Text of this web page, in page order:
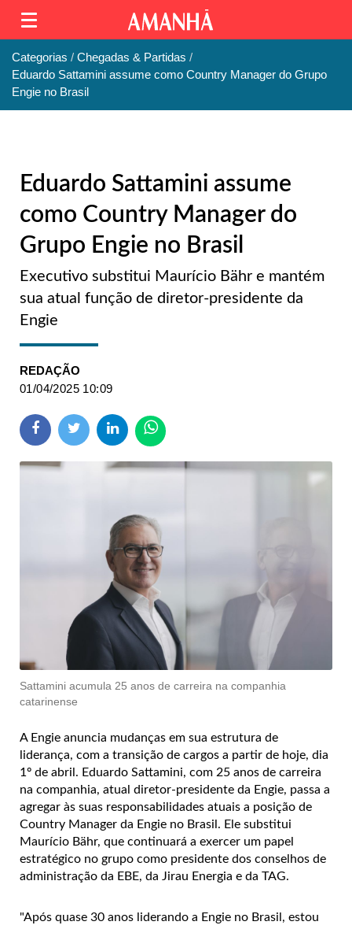
Categorias
Chegadas & Partidas
Eduardo Sattamini assume como Country Manager do Grupo
Engie no Brasil
Eduardo Sattamini assume
como Country Manager do
Grupo Engie no Brasil
Executivo substitui Maurício Bähr e mantém
sua atual função de diretor-presidente da
Engie
REDAÇÃO
01/04/2025 10:09
Sattamini acumula 25 anos de carreira na companhia
catarinense
A Engie anuncia mudanças em sua estrutura de
liderança, com a transição de cargos a partir de hoje, dia
1º de abril. Eduardo Sattamini, com 25 anos de carreira
na companhia, atual diretor-presidente da Engie, passa a
agregar às suas responsabilidades atuais a posição de
Country Manager da Engie no Brasil. Ele substitui
Maurício Bähr, que continuará a exercer um papel
estratégico no grupo como presidente dos conselhos de
administração da EBE, da Jirau Energia e da TAG.
"Após quase 30 anos liderando a Engie no Brasil, estou